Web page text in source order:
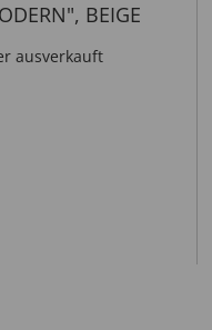
BEIGE
ausverkauft